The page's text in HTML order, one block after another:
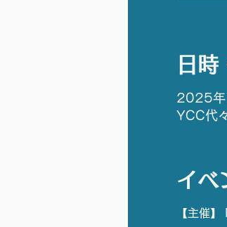
日時
2025
YCC代
イベ
【主催